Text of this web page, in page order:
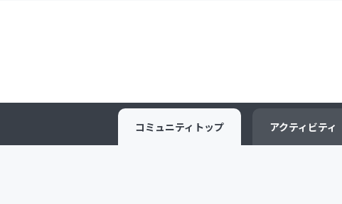
コミュニティ トップ アクティビティ